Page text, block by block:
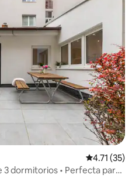
Calificación
4.71 (35)
dormitorios • Perfecta para